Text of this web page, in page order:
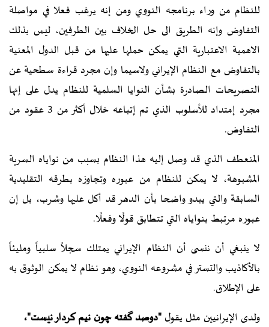
للنظام من وراء برنامجه النووي ومن إنه يرغب فعلا في مواصلة
التفاوض وإنه الطريق الى حل الخلاف بين الطرفين، ليس بذلك
الاهمية الاعتبارية التي يمکن حملها عليها من قبل الدول المعنية
بالتفاوض مع النظام الإيراني ولاسيما وإن مجرد قراءة سطحية عن
التصريحات الصادرة بشأن النوايا السلمية للنظام يدل على إنها
مجرد إمتداد للأسلوب الذي تم إتباعه خلال أکثر من 3 عقود من
التفاوض.
المنعطف الذي قد وصل إليه هذا النظام بسبب من نواياه السرية
المشبوهة، لا يمکن للنظام من عبوره وتجاوزه بطرقه التقليدية
السابقة والتي يبدو واضحا بأن الدهر قد أکل عليها وشرب، بل إن
عبوره مرتبط بنواياه التي تتطابق قولًا وفعلًا.
لا ينبغي أن ننسى أن النظام الإيراني يمتلك سجلاً سلبياً ومليئاً
بالأكاذيب والتستر في مشروعه النووي، وهو نظام لا يمكن الوثوق به
على الإطلاق.
ولدى الإيرانيين مثل يقول"دوصد گفته چون نیم کردار نیست"،